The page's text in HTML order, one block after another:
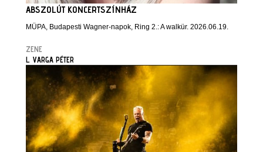
ABSZOLÚT KONCERTSZÍNHÁZ
MÜPA, Budapesti Wagner-napok, Ring 2.: A walkür. 2026.06.19.
ZENE
L. VARGA PÉTER